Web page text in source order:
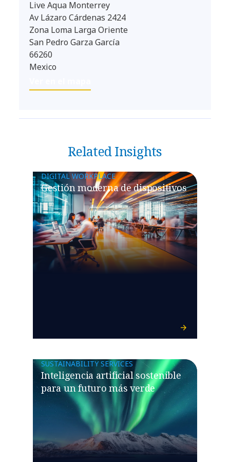
Live Aqua Monterrey
Av Lázaro Cárdenas 2424
Zona Loma Larga Oriente
San Pedro Garza García
66260
Mexico
Related Insights
DIGITAL WORKPLACE
Gestión moderna de dispositivos
SUSTAINABILITY SERVICES
Inteligencia artificial sostenible
para un futuro más verde